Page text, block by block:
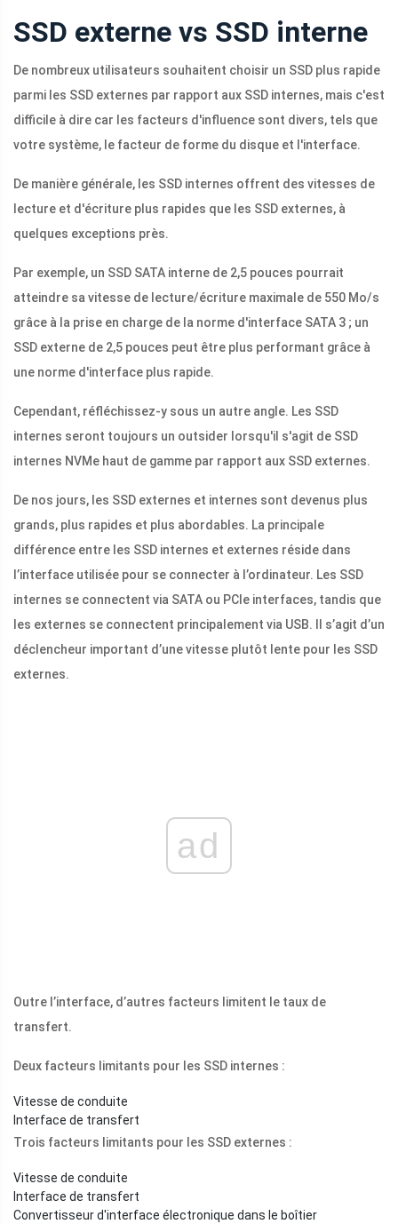
SSD externe vs SSD interne
De nombreux utilisateurs souhaitent choisir un SSD plus rapide
parmi les SSD externes par rapport aux SSD internes, mais c'est
difficile à dire car les facteurs d'influence sont divers, tels que
votre système, le facteur de forme du disque et l'interface.
De manière générale, les SSD internes offrent des vitesses de
lecture et d'écriture plus rapides que les SSD externes, à
quelques exceptions près.
Par exemple, un SSD SATA interne de 2,5 pouces pourrait
atteindre sa vitesse de lecture/écriture maximale de 550 Mo/s
grâce à la prise en charge de la norme d'interface SATA 3 ; un
SSD externe de 2,5 pouces peut être plus performant grâce à
une norme d'interface plus rapide.
Cependant, réfléchissez-y sous un autre angle. Les SSD
internes seront toujours un outsider lorsqu'il s'agit de SSD
internes NVMe haut de gamme par rapport aux SSD externes.
De nos jours, les SSD externes et internes sont devenus plus
grands, plus rapides et plus abordables. La principale
différence entre les SSD internes et externes réside dans
l’interface utilisée pour se connecter à l’ordinateur. Les SSD
internes se connectent via SATA ou PCIe interfaces, tandis que
les externes se connectent principalement via USB. Il s’agit d’un
déclencheur important d’une vitesse plutôt lente pour les SSD
externes.
ad
Outre l’interface, d’autres facteurs limitent le taux de
transfert.
Deux facteurs limitants pour les SSD internes :
Vitesse de conduite
Interface de transfert
Trois facteurs limitants pour les SSD externes :
Vitesse de conduite
Interface de transfert
Convertisseur d'interface électronique dans le boîtier